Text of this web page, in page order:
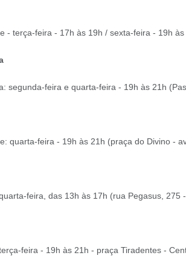
- terça-feira - 17h às 19h / sexta-feira - 19h
segunda-feira e quarta-feira - 19h às 21h
quarta-feira - 19h às 21h (praça do Divino -
feira, das 13h às 17h (rua Pegasus, 275
feira - 19h às 21h - praça Tiradentes -